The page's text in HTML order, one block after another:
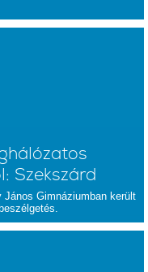
Szekszárd
János Gimnáziumban került